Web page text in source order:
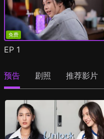
免费
EP 1
预告 剧照 推荐影片